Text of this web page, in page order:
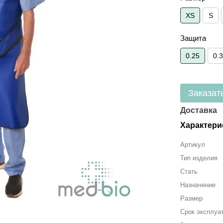
XS S
Защита
0.25
Доставка
Артикул
Тип изделия
Стать
Назначение
Размер
Срок